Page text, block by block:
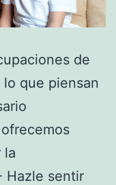
de
que piensan
la
Hazle sentir